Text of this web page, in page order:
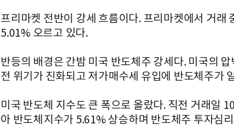
프리마켓 전반이 강세 흐름이다. 프리마켓에서 거래
5.01% 오르고 있다.
반등의 배경은 간밤 미국 반도체주 강세다. 미국의
전 위기가 진화되고 저가매수세 유입에 반도체주가
미국 반도체 지수도 큰 폭으로 올랐다. 직전 거래일
아 반도체지수가 5.61% 상승하며 반도체주 투자심